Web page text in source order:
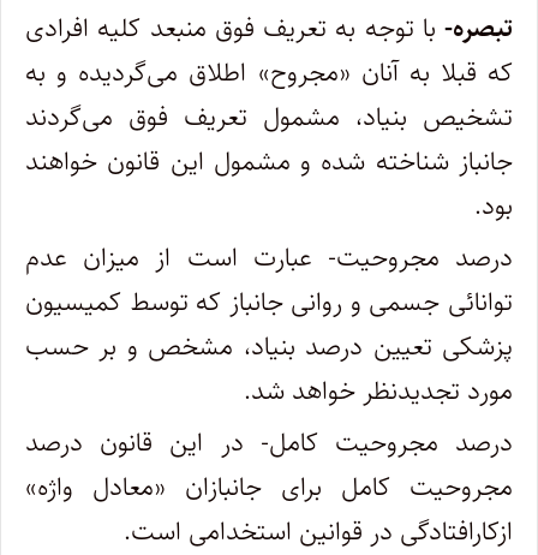
تبصره- با توجه به تعریف فوق منبعد کلیه افرادی
که قبلا به آنان «مجروح» اطلاق می‌گردیده و به
تشخیص بنیاد، مشمول تعریف فوق می‌گردند
جانباز شناخته شده و مشمول این قانون خواهند
بود.
درصد مجروحیت- عبارت است از میزان عدم
توانائی جسمی و روانی جانباز که توسط کمیسیون
پزشکی تعیین درصد بنیاد، مشخص و بر حسب
مورد تجدیدنظر خواهد شد.
درصد مجروحیت کامل- در این قانون درصد
مجروحیت کامل برای جانبازان «معادل واژه»
ازکارافتادگی در قوانین استخدامی است.